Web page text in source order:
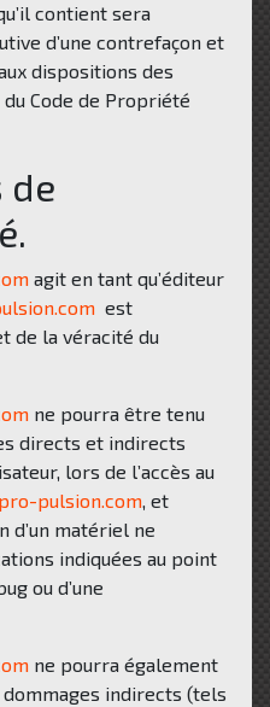
contient sera
d’une contrefaçon et
dispositions des
Code de Propriété
de
agit en tant qu’éditeur
est
de la véracité du
ne pourra être tenu
directs et indirects
lors de l’accès au
pulsion.com, et
d’un matériel ne
indiquées au point
ou d’une
ne pourra également
indirects (tels